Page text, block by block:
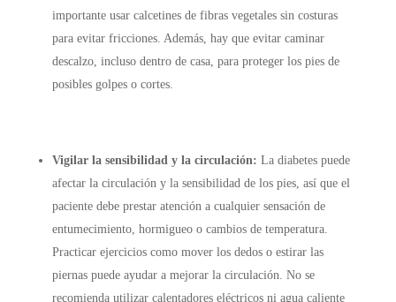
importante usar calcetines de fibras vegetales sin costuras
para evitar fricciones. Además, hay que evitar caminar
descalzo, incluso dentro de casa, para proteger los pies de
posibles golpes o cortes.
Vigilar la sensibilidad y la circulación: La diabetes puede
afectar la circulación y la sensibilidad de los pies, así que el
paciente debe prestar atención a cualquier sensación de
entumecimiento, hormigueo o cambios de temperatura.
Practicar ejercicios como mover los dedos o estirar las
piernas puede ayudar a mejorar la circulación. No se
recomienda utilizar calentadores eléctricos ni agua caliente